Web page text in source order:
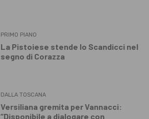
PRIMO PIANO
La Pistoiese stende lo Scandicci nel
segno di Corazza
DALLA TOSCANA
Versiliana gremita per Vannacci:
“Disponibile a dialogare con